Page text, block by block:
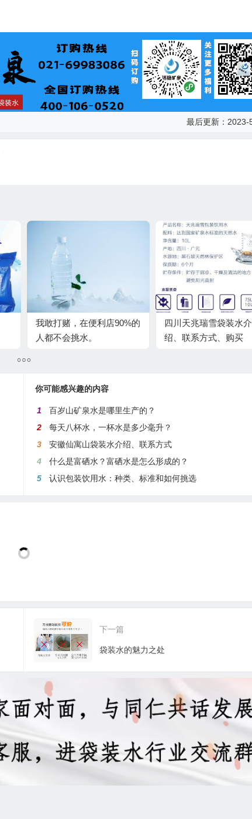
最后更新：2023-
我敢打赌，在便利店90%的
人都不会挑水。
四川天兆瑞雪袋装水介
绍、联系方式、购买
你可能感兴趣的内容
1
百岁山矿泉水是哪里生产的？
2
每天八杯水，一杯水是多少毫升？
3
安徽仙寓山袋装水介绍、联系方式
4
什么是富硒水？富硒水是怎么形成的？
5
认识包装饮用水：种类、标准和如何挑选
下一篇
袋装水的魅力之处